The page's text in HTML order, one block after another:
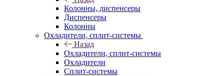
Колонны, диспенсеры
Диспенсеры
Колонны
Охладители, сплит-системы
Назад
Охладители, сплит-системы
Охладители
Сплит-системы